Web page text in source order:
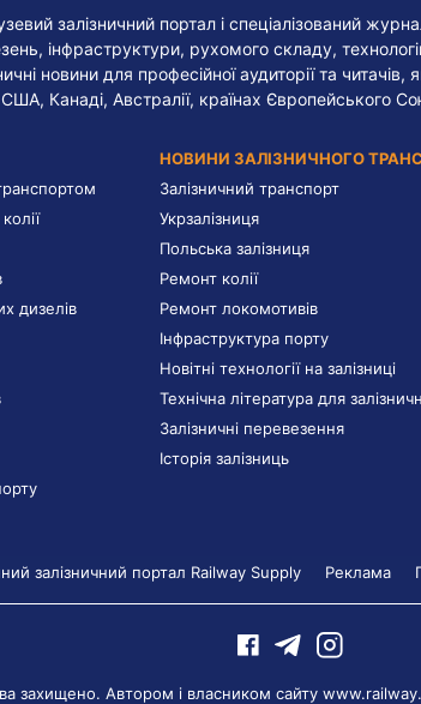
залізничний портал і спеціалізований
інфраструктури, рухомого складу,
новини для професійної аудиторії та
США, Канаді, Австралії, країнах Європейського
дизелів
НОВИНИ ЗАЛІЗНИЧНОГО
Залізничний транспорт
Укрзалізниця
Польська залізниця
Ремонт колії
Ремонт локомотивів
Інфраструктура порту
Новітні технології на залізниці
Технічна література для
Залізничні перевезення
Історія залізниць
залізничний портал Railway Supply Реклама
захищено. Автором і власником сайту